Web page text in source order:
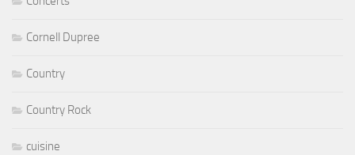
Cornell Dupree
Country
Country Rock
cuisine